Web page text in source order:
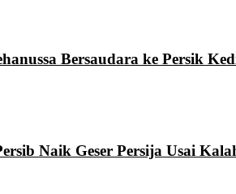
Bersaudara ke Persik
Naik Geser Persija Usai